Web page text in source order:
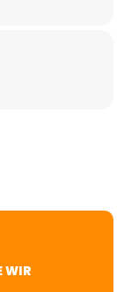
WIR